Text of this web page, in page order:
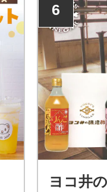
6
ヨコ井